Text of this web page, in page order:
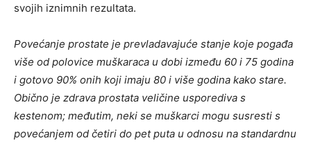
svojih iznimnih rezultata.
Povećanje prostate je prevladavajuće stanje koje pogađa
više od polovice muškaraca u dobi između 60 i 75 godina
i gotovo 90% onih koji imaju 80 i više godina kako stare.
Obično je zdrava prostata veličine usporediva s
kestenom; međutim, neki se muškarci mogu susresti s
povećanjem od četiri do pet puta u odnosu na standardnu